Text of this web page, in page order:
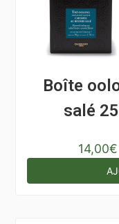
Boîte
salé
14,00€